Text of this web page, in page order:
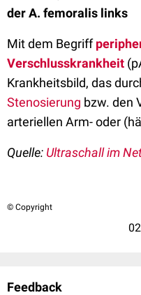
der A. femoralis links
Mit dem Begriff
Verschlusskrankheit
Krankheitsbild, das
Stenosierung bzw. den
arteriellen Arm- oder
Quelle: Ultraschall im
© Copyright
Feedback